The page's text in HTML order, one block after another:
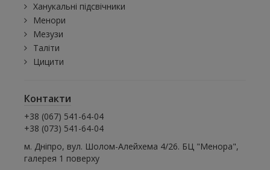
Ханукальні підсвічники
Менори
Мезузи
Таліти
Цицити
Контакти
+38 (067) 541-64-04
+38 (073) 541-64-04
м. Дніпро, вул. Шолом-Алейхема 4/26. БЦ "Менора",
галерея 1 поверху